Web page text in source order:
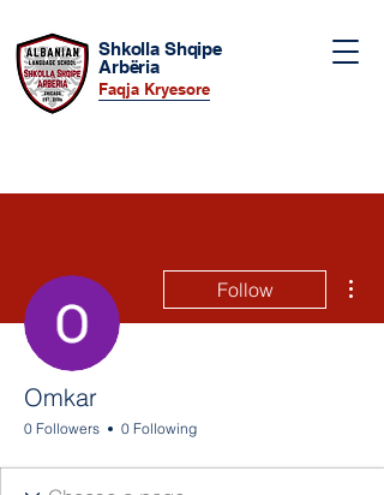
Shkolla Shqipe
Arbëria
Faqja Kryesore
Follow
Omkar
0 Followers 0 Following